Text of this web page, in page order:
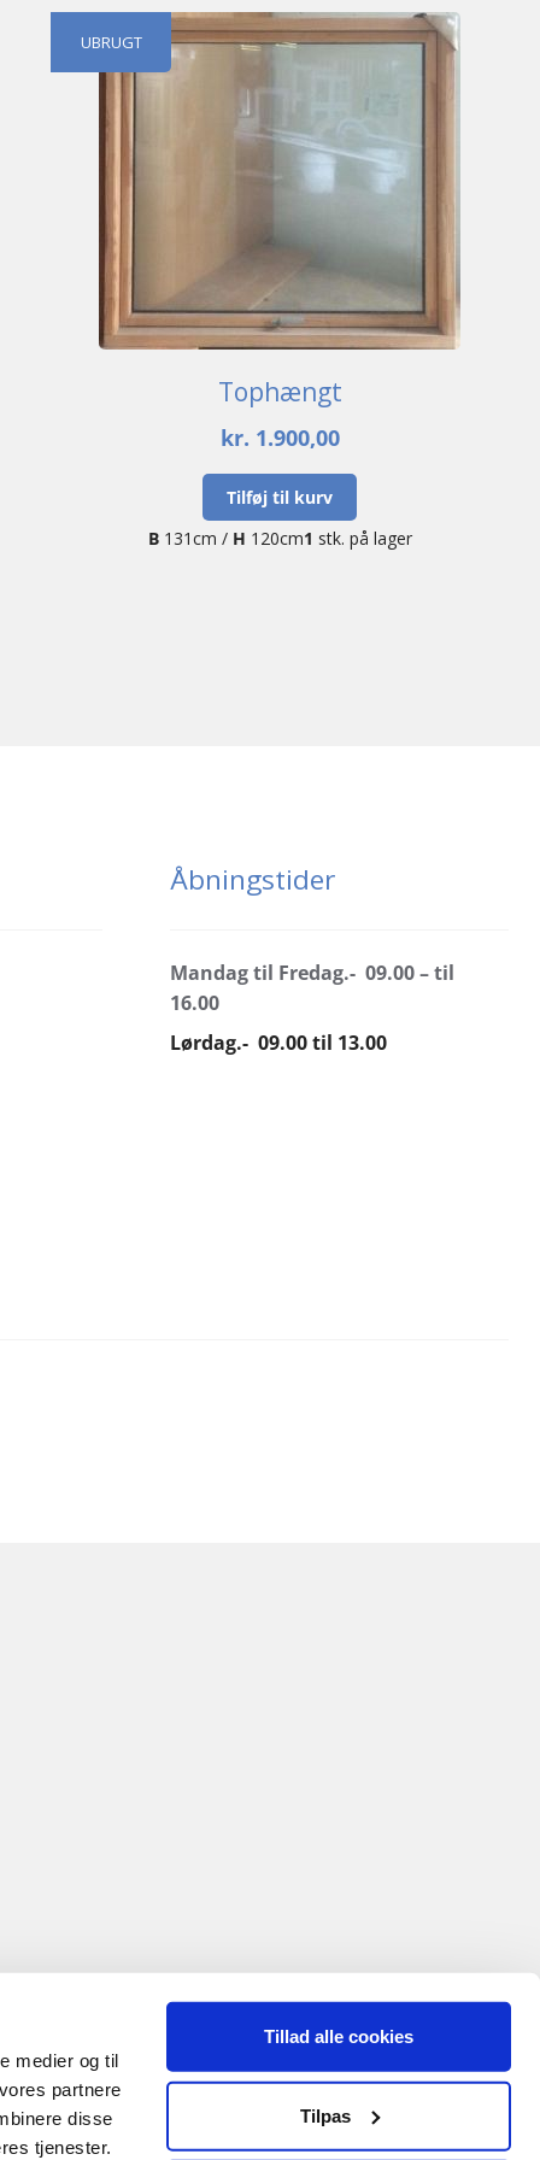
medier og til
partnere
disse
tjenester.
Tillad alle cookies
Tilpas
UBRUGT
Tophængt
kr. 1.900,00
Tilføj til kurv
B131cm / H 120cm1 stk. på lager
Åbningstider
Mandag til Fredag.- 09.00 – til
16.00
Lørdag.- 09.00 til 13.00